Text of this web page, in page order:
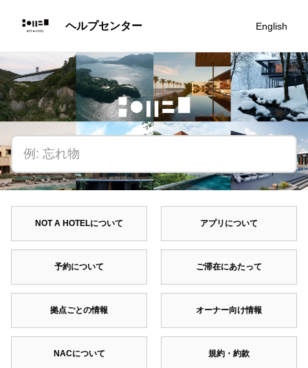
English
NOT A HOTELについて アプリについて
予約について ご滞在にあたって
拠点ごとの情報 オーナー向け情報
NACについて 規約・約款